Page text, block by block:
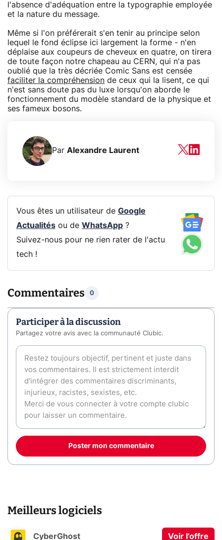
l'absence d'adéquation entre la typographie employée
et la nature du message.
Même si l'on préférerait s'en tenir au principe selon
lequel le fond éclipse ici largement la forme - n'en
déplaise aux coupeurs de cheveux en quatre, on tirera
de toute façon notre chapeau au CERN, qui n'a pas
oublié que la très décriée Comic Sans est censée
faciliter la compréhension de ceux qui la lisent, ce qui
n'est sans doute pas du luxe lorsqu'on aborde le
fonctionnement du modèle standard de la physique et
ses fameux bosons.
Par Alexandre Laurent
Vous êtes un utilisateur de Google
Actualitésou de WhatsApp?
Suivez-nous pour ne rien rater de l'actu
tech !
Commentaires 0
Participer à la discussion
Partagez votre avis avec la communauté Clubic.
Poster mon commentaire
Meilleurs logiciels
CyberGhost Voir l'offre